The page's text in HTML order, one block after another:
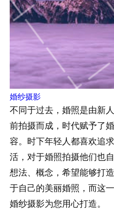
婚纱摄影
不同于过去，婚照是由新
前拍摄而成，时代赋予了
容。时下年轻人都喜欢追
活，对于婚照拍摄他们也
想法、概念，希望能够打
于自己的美丽婚照，而这
婚纱摄影为您用心打造。